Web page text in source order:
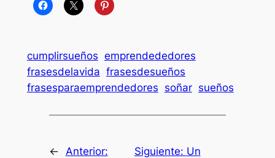
cumplirsueños emprendededores
frasesdelavida frasesdesueños
frasesparaemprendedores soñar sueños
←
Anterior:
Siguiente: Un